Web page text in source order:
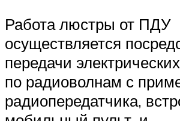
Работа люстры от ПДУ
осуществляется
передачи
по радиоволнам с
радиопередатчика,